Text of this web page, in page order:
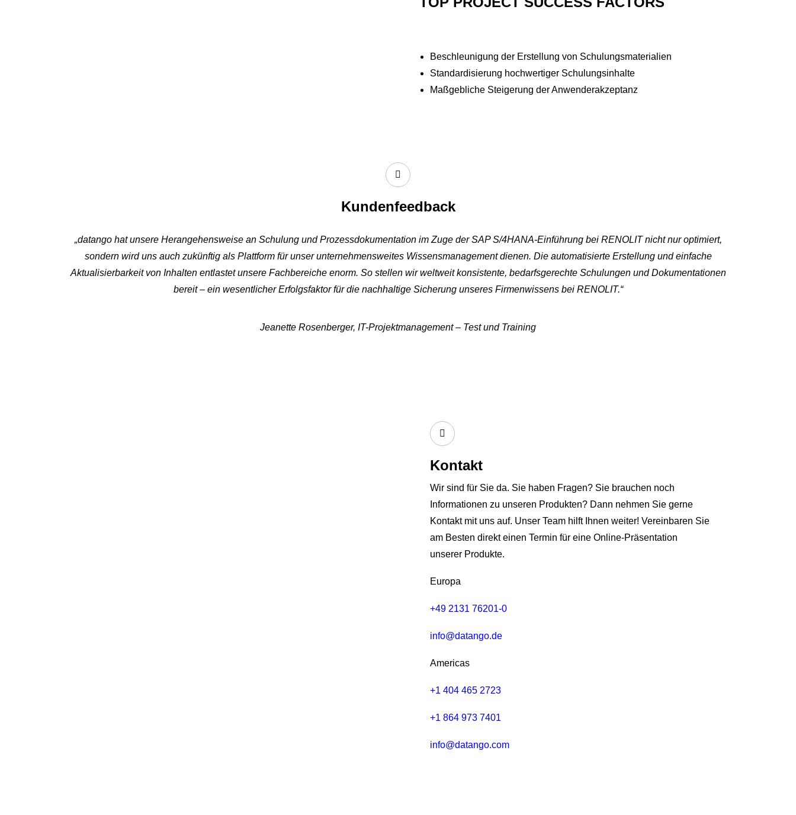
Beschleunigung der Erstellung von Schulungsmaterialien
Standardisierung hochwertiger Schulungsinhalte
Maßgebliche Steigerung der Anwenderakzeptanz
Kundenfeedback
„datango hat unsere Herangehensweise an Schulung und Prozessdokumentation im Zuge der SAP S/4HANA-Einführung bei RENOLIT nicht nur optimiert,
sondern wird uns auch zukünftig als Plattform für unser unternehmensweites Wissensmanagement dienen. Die automatisierte Erstellung und einfache
Aktualisierbarkeit von Inhalten entlastet unsere Fachbereiche enorm. So stellen wir weltweit konsistente, bedarfsgerechte Schulungen und Dokumentationen
bereit – ein wesentlicher Erfolgsfaktor für die nachhaltige Sicherung unseres Firmenwissens bei RENOLIT.“
Jeanette Rosenberger, IT-Projektmanagement – Test und Training
Kontakt
Wir sind für Sie da. Sie haben Fragen? Sie brauchen noch
Informationen zu unseren Produkten? Dann nehmen Sie gerne
Kontakt mit uns auf. Unser Team hilft Ihnen weiter! Vereinbaren Sie
am Besten direkt einen Termin für eine Online-Präsentation
unserer Produkte.
Europa
+49 2131 76201-0
info@datango.de
Americas
+1 404 465 2723
+1 864 973 7401
info@datango.com